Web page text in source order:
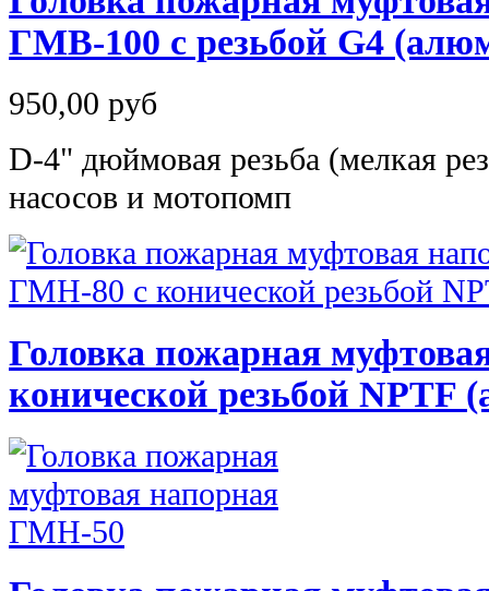
ГМВ-100 с резьбой G4
950,00 руб
D-4" дюймовая резьба (мелкая
насосов и мотопомп
Головка пожарная
конической резьбой